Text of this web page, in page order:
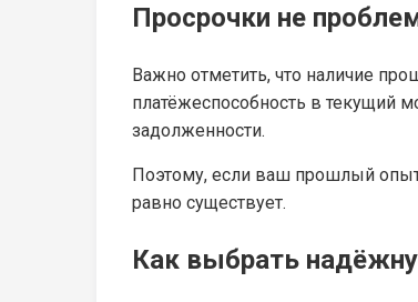
Просрочки не
Важно отметить, что наличие
платёжеспособность в текущий
задолженности.
Поэтому, если ваш прошлый опыт
равно существует.
Как выбрать